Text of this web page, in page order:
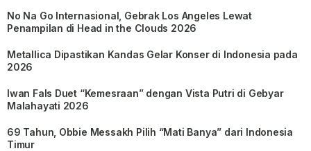
No Na Go Internasional, Gebrak Los Angeles Lewat
Penampilan di Head in the Clouds 2026
Metallica Dipastikan Kandas Gelar Konser di Indonesia pada
2026
Iwan Fals Duet “Kemesraan” dengan Vista Putri di Gebyar
Malahayati 2026
69 Tahun, Obbie Messakh Pilih “Mati Banya” dari Indonesia
Timur